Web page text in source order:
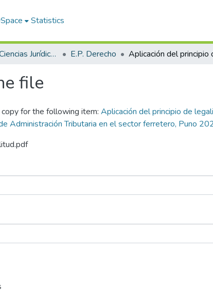
Statistics
Facultad de Ciencias Jurídicas y Políticas E.P. Derecho
file
for the following item: Aplicación del principio de
Administración Tributaria en el sector ferretero, Puno